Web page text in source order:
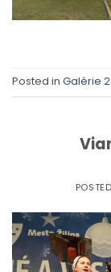
Posted in Galérie